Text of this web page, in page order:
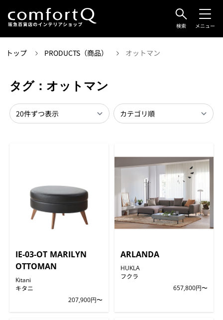
検索 メニュー
トップ PRODUCTS（商品） オットマン
タグ：オットマン
IE-03-OT MARILYN
OTTOMAN
Kitani
キタニ
207,900円〜
ARLANDA
HUKLA
フクラ
657,800円〜